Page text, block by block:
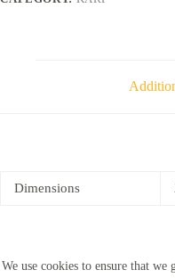
We use cookies to ensure that
Dimensions